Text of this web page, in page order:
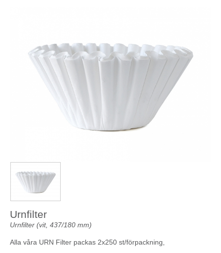
Urnfilter
Urnfilter (vit, 437/180 mm)
Alla våra URN Filter packas 2x250 st/förpackning,